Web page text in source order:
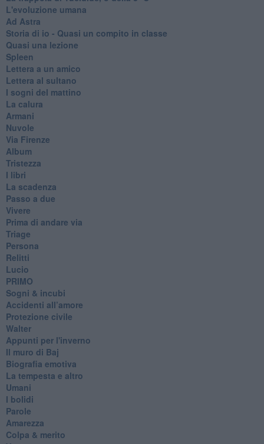
L'evoluzione umana
Ad Astra
Storia di io - Quasi un compito in classe
Quasi una lezione
Spleen
Lettera a un amico
Lettera al sultano
I sogni del mattino
La calura
Armani
Nuvole
Via Firenze
Album
Tristezza
I libri
La scadenza
Passo a due
Vivere
Prima di andare via
Triage
Persona
Relitti
Lucio
PRIMO
Sogni & incubi
Accidenti all’amore
Protezione civile
Walter
Appunti per l'inverno
Il muro di Baj
Biografia emotiva
La tempesta e altro
Umani
I bolidi
Parole
Amarezza
Colpa & merito